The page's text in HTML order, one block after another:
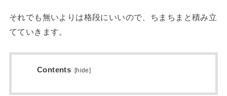
それでも無いよりは格段にいいので、ちまちまと積み立
てていきます。
Contents [hide]